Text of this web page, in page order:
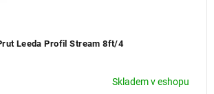
Leeda Profil Stream 8ft/4
Skladem v eshopu